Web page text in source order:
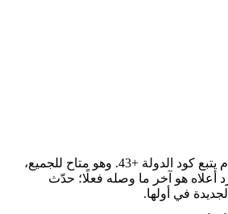
+43 512 385 032 خط عام يتبع كود الدولة +43. وهو متاح للجميع،
أعلاه هو آخر ما وصله فعلًا؛ حدّث
في أولها.